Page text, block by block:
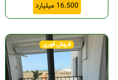
16.500 میلیارد
فروش فوری